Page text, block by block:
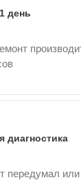
день
диагностика
передумал